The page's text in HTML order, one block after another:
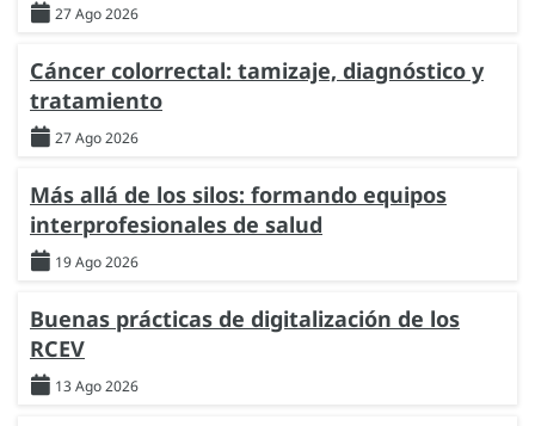
27 Ago 2026
Cáncer colorrectal: tamizaje, diagnóstico y
tratamiento
27 Ago 2026
Más allá de los silos: formando equipos
interprofesionales de salud
19 Ago 2026
Buenas prácticas de digitalización de los
RCEV
13 Ago 2026